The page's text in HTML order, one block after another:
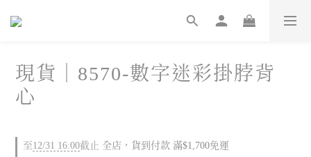
現貨｜8570-數字迷彩掛脖背
心
至12/31 16:00截止 全店，貨到付款 滿$1,700免運